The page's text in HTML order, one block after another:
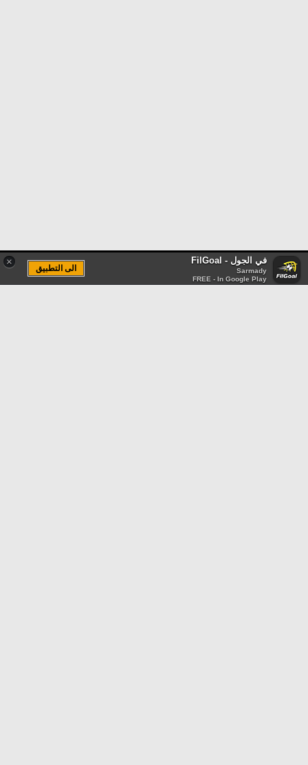
× في الجول - FilGoal
Sarmady
FREE - In Google Play
الى التطبيق